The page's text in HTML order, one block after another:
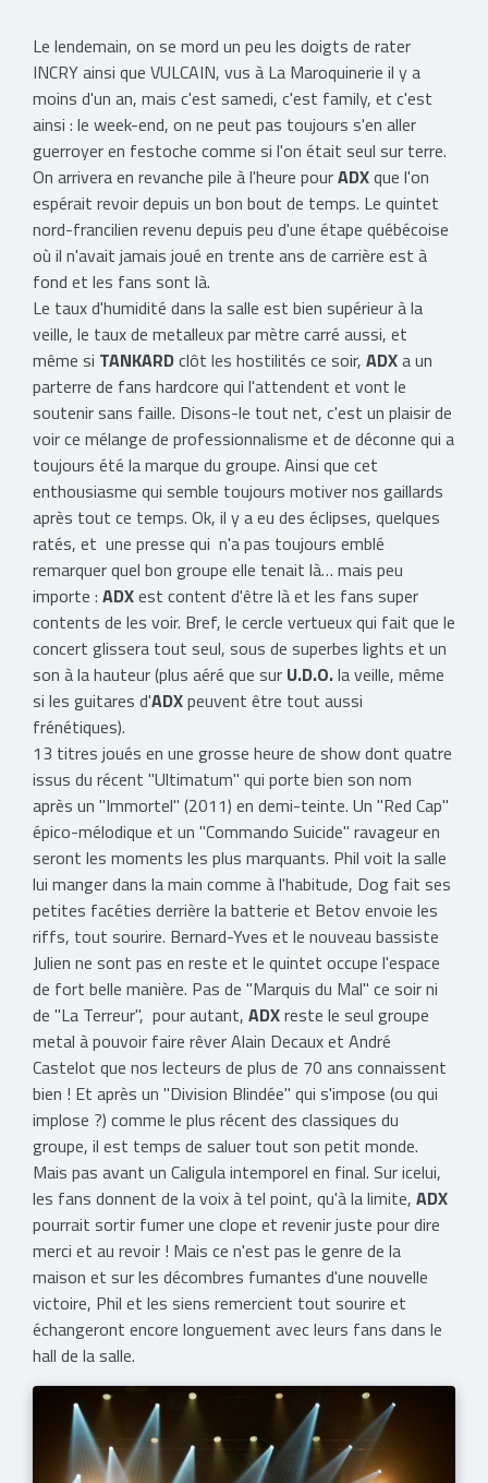
Le lendemain, on se mord un peu les doigts de rater
INCRY ainsi que VULCAIN, vus à La Maroquinerie il y a
moins d'un an, mais c'est samedi, c'est family, et c'est
ainsi : le week-end, on ne peut pas toujours s'en aller
guerroyer en festoche comme si l'on était seul sur terre.
On arrivera en revanche pile à l'heure pourADXque l'on
espérait revoir depuis un bon bout de temps. Le quintet
nord-francilien revenu depuis peu d'une étape québécoise
où il n'avait jamais joué en trente ans de carrière est à
fond et les fans sont là.
Le taux d'humidité dans la salle est bien supérieur à la
veille, le taux de metalleux par mètre carré aussi, et
même si TANKARDclôt les hostilités ce soir, ADXa un
parterre de fans hardcore qui l'attendent et vont le
soutenir sans faille. Disons-le tout net, c'est un plaisir de
voir ce mélange de professionnalisme et de déconne qui a
toujours été la marque du groupe. Ainsi que cet
enthousiasme qui semble toujours motiver nos gaillards
après tout ce temps. Ok, il y a eu des éclipses, quelques
ratés, et une presse qui n'a pas toujours emblé
remarquer quel bon groupe elle tenait là… mais peu
importe : ADXest content d'être là et les fans super
contents de les voir. Bref, le cercle vertueux qui fait que le
concert glissera tout seul, sous de superbes lights et un
son à la hauteur (plus aéré que sur U.D.O.la veille, même
si les guitares d'ADXpeuvent être tout aussi
frénétiques).
13 titres joués en une grosse heure de show dont quatre
issus du récent "Ultimatum" qui porte bien son nom
après un "Immortel" (2011) en demi-teinte. Un "Red Cap"
épico-mélodique et un "Commando Suicide" ravageur en
seront les moments les plus marquants. Phil voit la salle
lui manger dans la main comme à l'habitude, Dog fait ses
petites facéties derrière la batterie et Betov envoie les
riffs, tout sourire. Bernard-Yves et le nouveau bassiste
Julien ne sont pas en reste et le quintet occupe l'espace
de fort belle manière. Pas de "Marquis du Mal" ce soir ni
de "La Terreur", pour autant, ADXreste le seul groupe
metal à pouvoir faire rêver Alain Decaux et André
Castelot que nos lecteurs de plus de 70 ans connaissent
bien ! Et après un "Division Blindée" qui s'impose (ou qui
implose ?) comme le plus récent des classiques du
groupe, il est temps de saluer tout son petit monde.
Mais pas avant un Caligula intemporel en final. Sur icelui,
les fans donnent de la voix à tel point, qu'à la limite, ADX
pourrait sortir fumer une clope et revenir juste pour dire
merci et au revoir ! Mais ce n'est pas le genre de la
maison et sur les décombres fumantes d'une nouvelle
victoire, Phil et les siens remercient tout sourire et
échangeront encore longuement avec leurs fans dans le
hall de la salle.